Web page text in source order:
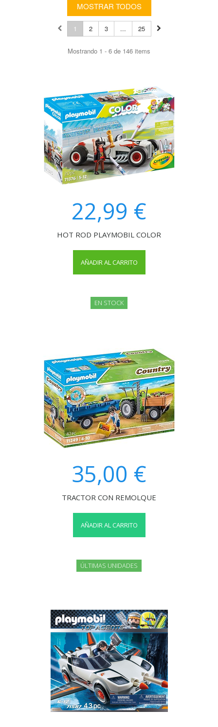
MOSTRAR TODOS
1 2 3 ... 25
Mostrando 1 - 6 de 146 items
22,99 €
HOT ROD PLAYMOBIL COLOR
AÑADIR AL CARRITO
EN STOCK
35,00 €
TRACTOR CON REMOLQUE
AÑADIR AL CARRITO
ÚLTIMAS UNIDADES